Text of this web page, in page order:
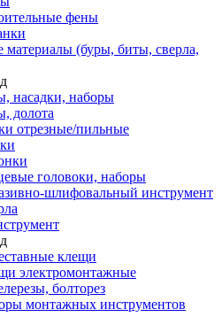
фены
материалы (буры, биты, сверла,
насадки, наборы
долота
отрезные/пильные
головоки, наборы
шлифовальный инструмент
клещи
электромонтажные
болторез
монтажных инструментов